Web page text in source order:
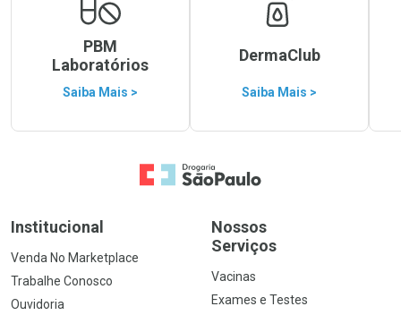
PBM
Laboratórios
Saiba Mais >
DermaClub
Saiba Mais >
Ir para a Home
Institucional
Venda No Marketplace
Trabalhe Conosco
Ouvidoria
Nossos
Serviços
Vacinas
Exames e Testes